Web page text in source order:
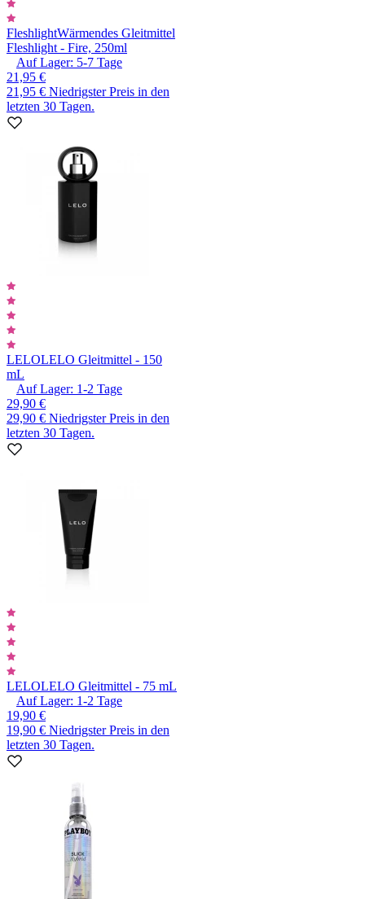
FleshlightWärmendes Gleitmittel
Fleshlight - Fire, 250ml
Auf Lager: 5-7 Tage
21,95 €
21,95 € Niedrigster Preis in den
letzten 30 Tagen.
LELOLELO Gleitmittel - 150
mL
Auf Lager: 1-2 Tage
29,90 €
29,90 € Niedrigster Preis in den
letzten 30 Tagen.
LELOLELO Gleitmittel - 75 mL
Auf Lager: 1-2 Tage
19,90 €
19,90 € Niedrigster Preis in den
letzten 30 Tagen.